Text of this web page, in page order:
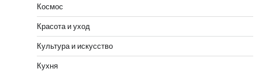
Космос
Красота и уход
Культура и искусство
Кухня